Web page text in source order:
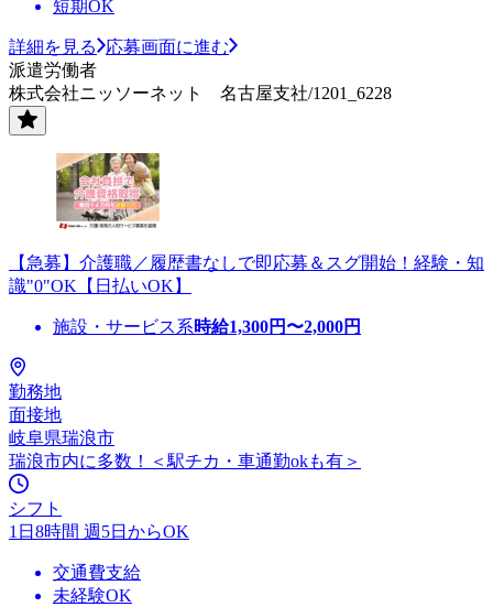
短期OK
詳細を見る
応募画面に進む
派遣労働者
株式会社ニッソーネット 名古屋支社/1201_6228
【急募】介護職／履歴書なしで即応募＆スグ開始！経験・知
識"0"OK【日払いOK】
施設・サービス系時給1,300円〜2,000円
勤務地
面接地
岐阜県瑞浪市
瑞浪市内に多数！＜駅チカ・車通勤okも有＞
シフト
1日8時間 週5日からOK
交通費支給
未経験OK